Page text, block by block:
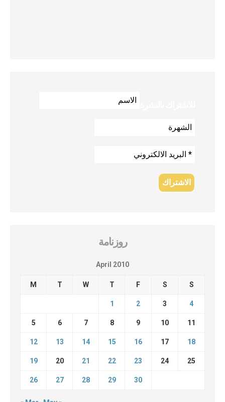
روزنامة
April 2010
M T W T F S S
1 2 3 4
5 6 7 8 9 10 11
12 13 14 15 16 17 18
19 20 21 22 23 24 25
26 27 28 29 30